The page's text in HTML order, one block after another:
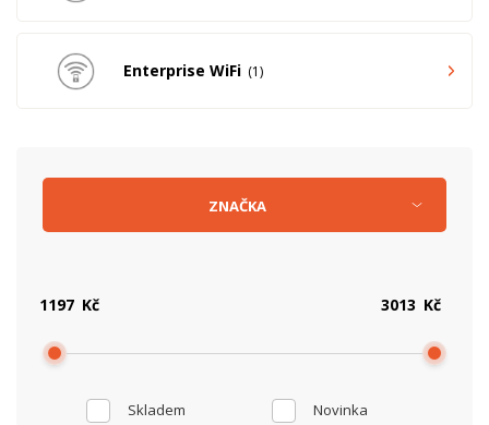
Enterprise WiFi 1
Skladem
Novinka
Kč Kč
ZNAČKA